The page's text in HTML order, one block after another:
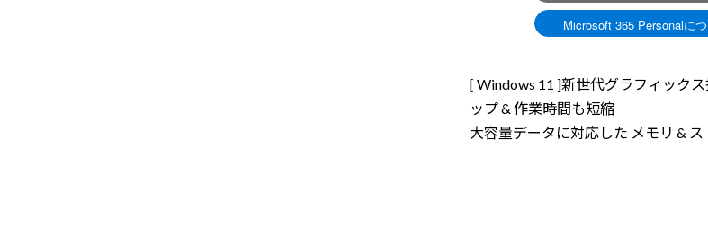
[ Windows 11 ]新世代グラフィック
ップ & 作業時間も短縮
大容量データに対応した メモリ &